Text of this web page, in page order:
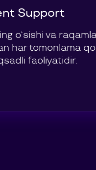
Support
o‘sishi va
har tomonlama
faoliyatidir.